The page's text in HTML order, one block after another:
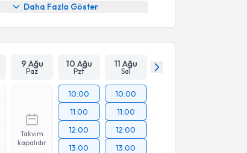
Daha Fazla Göster
9 Ağu
Paz
10 Ağu
Pzt
11 Ağu
Sal
Takvim
kapalıdır
10:00
11:00
12:00
13:00
10:00
11:00
12:00
13:00